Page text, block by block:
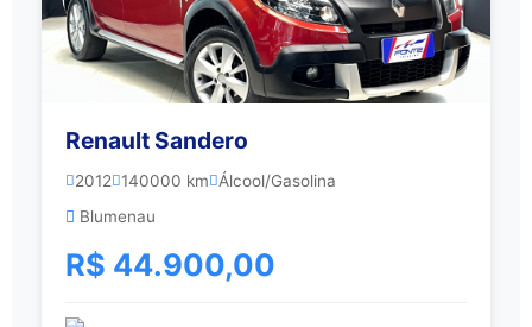
Renault Sandero
2012 140000 km
Álcool/Gasolina
Blumenau
R$ 44.900,00